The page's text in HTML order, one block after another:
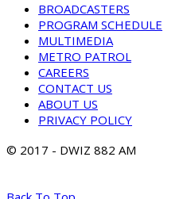
BROADCASTERS
PROGRAM SCHEDULE
MULTIMEDIA
METRO PATROL
CAREERS
CONTACT US
ABOUT US
PRIVACY POLICY
© 2017 - DWIZ 882 AM